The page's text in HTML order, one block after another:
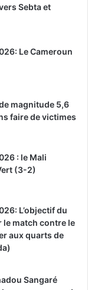
Sebta et
Le Cameroun
magnitude 5,6
faire de victimes
: le Mali
(3-2)
L’objectif du
le match contre le
aux quarts de
Sangaré